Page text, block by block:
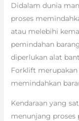
Didalam dunia
proses
atau melebihi
pemindahan
diperlukan alat
Forklift
memindahkan
Kendaraan yang
menunjang proses